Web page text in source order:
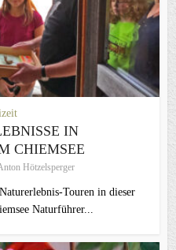
IN
CHIEMSEE
Hötzelsperger
Touren in dieser
Naturführer...